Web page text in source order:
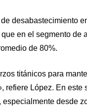
desabastecimiento
en el segmento de
de 80%.
titánicos para
refiere López. En este
especialmente desde